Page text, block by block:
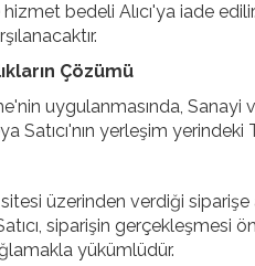
bedeli Alıcı'ya iade
Çözümü
uygulanmasında, Sanayi
Satıcı'nın yerleşim
sitesi üzerinden verdiği
siparişin
yükümlüdür.